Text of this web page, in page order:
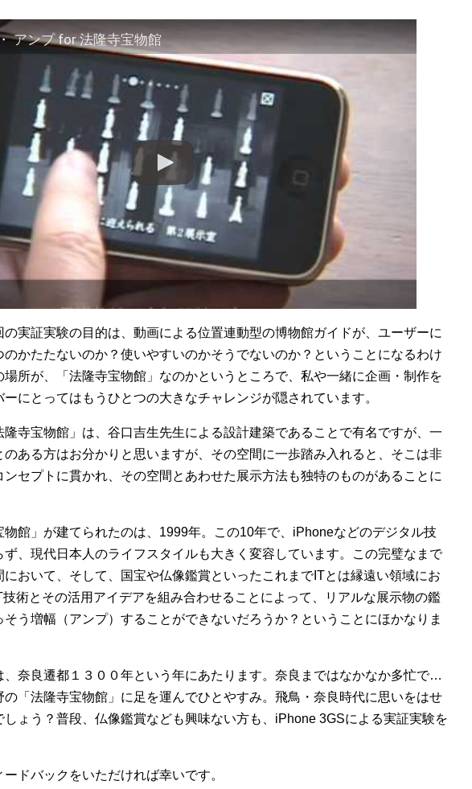
アンプ for 法隆寺宝物館
の実証実験の目的は、動画による位置連動型の博物館ガイドが、ユーザーに
のかたたないのか？使いやすいのかそうでないのか？ということになるわけ
場所が、「法隆寺宝物館」なのかというところで、私や一緒に企画・制作を
にとってはもうひとつの大きなチャレンジが隠されています。
隆寺宝物館」は、谷口吉生先生による設計建築であることで有名ですが、一
のある方はお分かりと思いますが、その空間に一歩踏み入れると、そこは非
ンセプトに貫かれ、その空間とあわせた展示方法も独特のものがあることに
物館」が建てられたのは、1999年。この10年で、iPhoneなどのデジタル技
ず、現代日本人のライフスタイルも大きく変容しています。この完璧なまで
において、そして、国宝や仏像鑑賞といったこれまでITとは縁遠い領域にお
術とその活用アイデアを組み合わせることによって、リアルな展示物の鑑
そう増幅（アンプ）することができないだろうか？ということにほかなりま
、奈良遷都１３００年という年にあたります。奈良まではなかなか多忙で…
の「法隆寺宝物館」に足を運んでひとやすみ。飛鳥・奈良時代に思いをはせ
しょう？普段、仏像鑑賞なども興味ない方も、iPhone 3GSによる実証実験を
ドバックをいただければ幸いです。